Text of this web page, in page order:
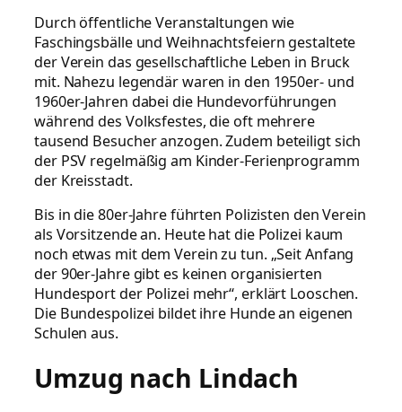
Durch öffentliche Veranstaltungen wie
Faschingsbälle und Weihnachtsfeiern gestaltete
der Verein das gesellschaftliche Leben in Bruck
mit. Nahezu legendär waren in den 1950er- und
1960er-Jahren dabei die Hundevorführungen
während des Volksfestes, die oft mehrere
tausend Besucher anzogen. Zudem beteiligt sich
der PSV regelmäßig am Kinder-Ferienprogramm
der Kreisstadt.
Bis in die 80er-Jahre führten Polizisten den Verein
als Vorsitzende an. Heute hat die Polizei kaum
noch etwas mit dem Verein zu tun. „Seit Anfang
der 90er-Jahre gibt es keinen organisierten
Hundesport der Polizei mehr“, erklärt Looschen.
Die Bundespolizei bildet ihre Hunde an eigenen
Schulen aus.
Umzug nach Lindach